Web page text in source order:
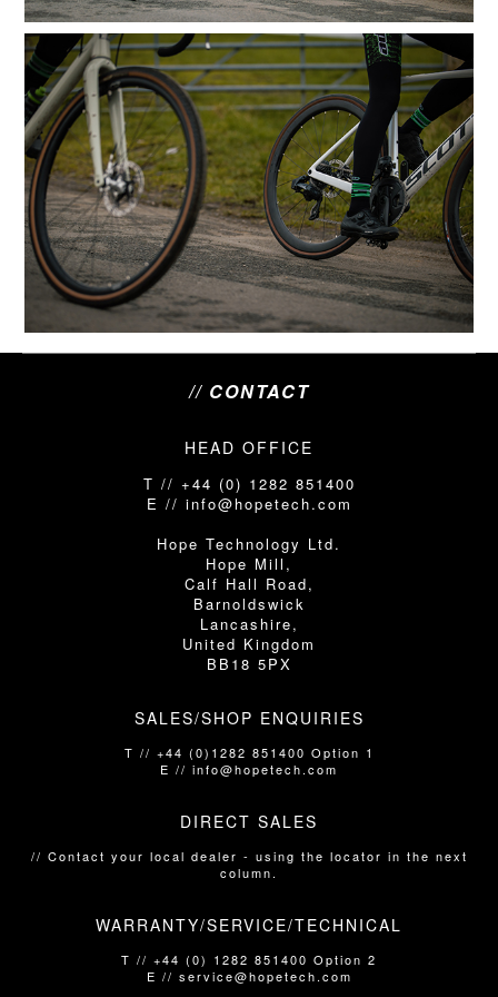
// CONTACT
HEAD OFFICE
T // +44 (0) 1282 851400
E // info@hopetech.com
Hope Technology Ltd.
Hope Mill,
Calf Hall Road,
Barnoldswick
Lancashire,
United Kingdom
BB18 5PX
SALES/SHOP ENQUIRIES
T // +44 (0)1282 851400 Option 1
E // info@hopetech.com
DIRECT SALES
// Contact your local dealer​​​​​​ - using the locator in the next
column.
WARRANTY/SERVICE/TECHNICAL
T // +44 (0) 1282 851400 Option 2
E // service@hopetech.com